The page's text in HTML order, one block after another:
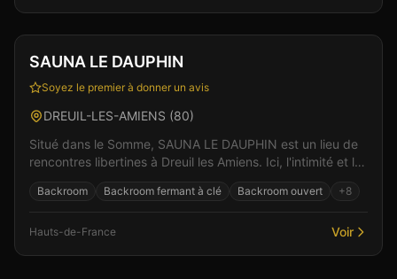
Club Sauna +2
SAUNA LE DAUPHIN
Soyez le premier à donner un avis
DREUIL-LES-AMIENS (80)
Situé dans le Somme, SAUNA LE DAUPHIN est un lieu de
rencontres libertines à Dreuil les Amiens. Ici, l'intimité et le
Backroom Backroom fermant à clé Backroom ouvert +8
Hauts-de-France Voir